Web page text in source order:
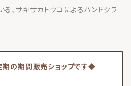
、サキサカトウコによるハンドクラ
の期間販売ショップです◆